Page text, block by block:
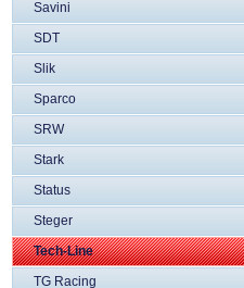
Savini
SDT
Slik
Sparco
SRW
Stark
Status
Steger
Tech-Line
TG Racing